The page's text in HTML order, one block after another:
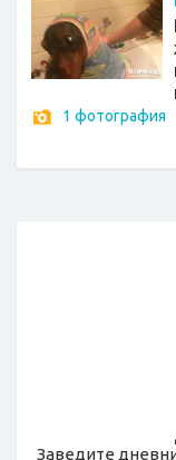
1 фотография
Заведите